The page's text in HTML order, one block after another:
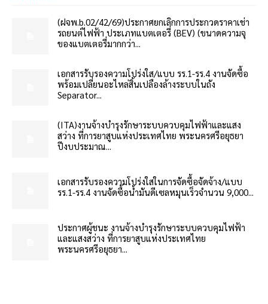
(ฝจพ.b.02/42/69)ประกาศยกเลิกการประกวดราคาเช่า
รถยนต์ไฟฟ้า ประเภทแบตเตอรี่ (BEV) (ขนาดความจุ
ของแบตเตอรี่มากกว่า...
เอกสารรับรองความโปร่งใส/แบบ รร.1-รร.4 งานจัดซื้อ
พร้อมเปลี่ยนอะไหล่สิ้นเปลืองล้างระบบในถัง
Separator...
(ITA)งานจ้างบำรุงรักษาระบบควบคุมไฟฟ้าและแสง
สว่าง ที่การยาสูบแห่งประเทศไทย พระนครศรีอยุธยา
ปีงบประมาณ...
เอกสารรับรองความโปร่งใสในการจัดซื้อจัดจ้าง/แบบ
รร.1-รร.4 งานจัดซื้อน้ำมันดีเซลหมุนเร็วจำนวน 9,000...
ประกาศผู้ชนะ งานจ้างบำรุงรักษาระบบควบคุมไฟฟ้า
และแสงสว่าง ที่การยาสูบแห่งประเทศไทย
พระนครศรีอยุธยา...